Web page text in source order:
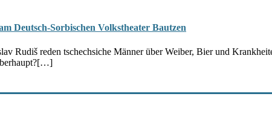
Deutsch-Sorbischen Volkstheater Bautzen
Rudiš reden tschechsiche Männer über Weiber, Bier und
[…]